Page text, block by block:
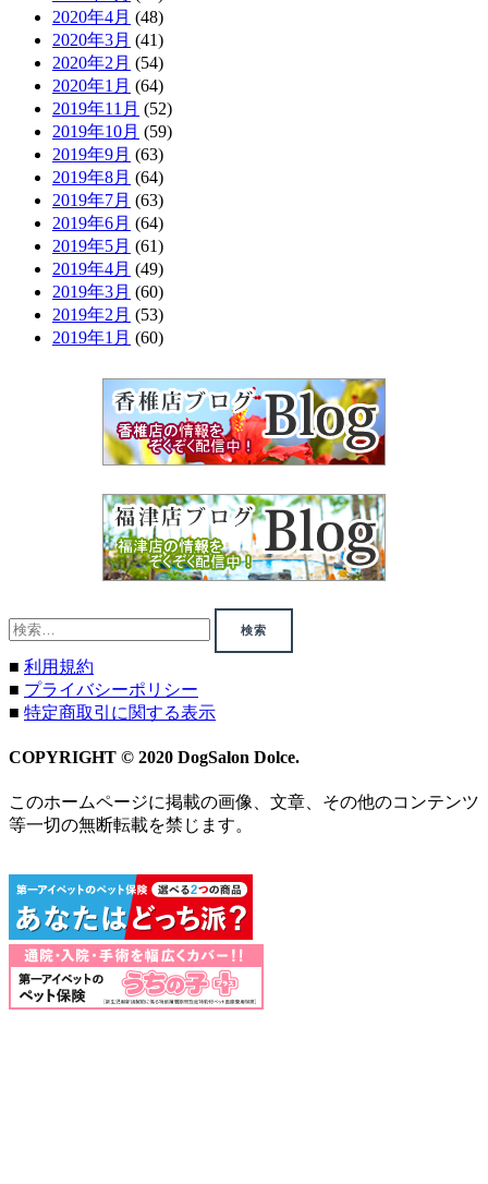
2020年4月 (48)
2020年3月 (41)
2020年2月 (54)
2020年1月 (64)
2019年11月 (52)
2019年10月 (59)
2019年9月 (63)
2019年8月 (64)
2019年7月 (63)
2019年6月 (64)
2019年5月 (61)
2019年4月 (49)
2019年3月 (60)
2019年2月 (53)
2019年1月 (60)
検
索:
■ 利用規約
■ プライバシーポリシー
■ 特定商取引に関する表示
COPYRIGHT © 2020 DogSalon Dolce.
このホームページに掲載の画像、文章、その他のコンテンツ
等一切の無断転載を禁じます。